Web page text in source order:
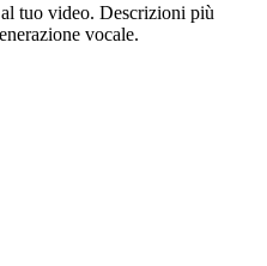
tuo video. Descrizioni più
vocale.